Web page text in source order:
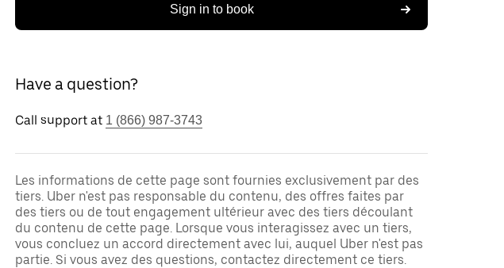
Sign in to book
Have a question?
Call support at 1 (866) 987-3743
Les informations de cette page sont fournies exclusivement par des
tiers. Uber n'est pas responsable du contenu, des offres faites par
des tiers ou de tout engagement ultérieur avec des tiers découlant
du contenu de cette page. Lorsque vous interagissez avec un tiers,
vous concluez un accord directement avec lui, auquel Uber n'est pas
partie. Si vous avez des questions, contactez directement ce tiers.